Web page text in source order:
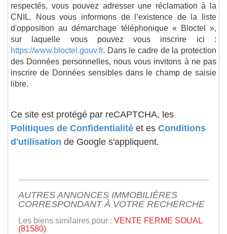
respectés, vous pouvez adresser une réclamation à la
CNIL. Nous vous informons de l’existence de la liste
d'opposition au démarchage téléphonique « Bloctel »,
sur laquelle vous pouvez vous inscrire ici :
https://www.bloctel.gouv.fr. Dans le cadre de la protection
des Données personnelles, nous vous invitons à ne pas
inscrire de Données sensibles dans le champ de saisie
libre.
Ce site est protégé par reCAPTCHA, les
Politiques de Confidentialité et es Conditions
d'utilisation de Google s'appliquent.
AUTRES ANNONCES IMMOBILIÈRES
CORRESPONDANT À VOTRE RECHERCHE
Les biens similaires pour : VENTE FERME SOUAL
(81580)